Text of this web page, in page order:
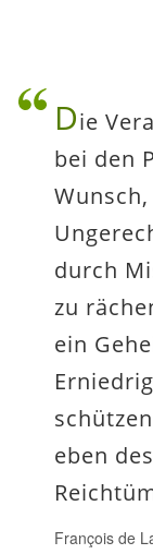
Die
bei den
durch
zu
ein
eben
François de